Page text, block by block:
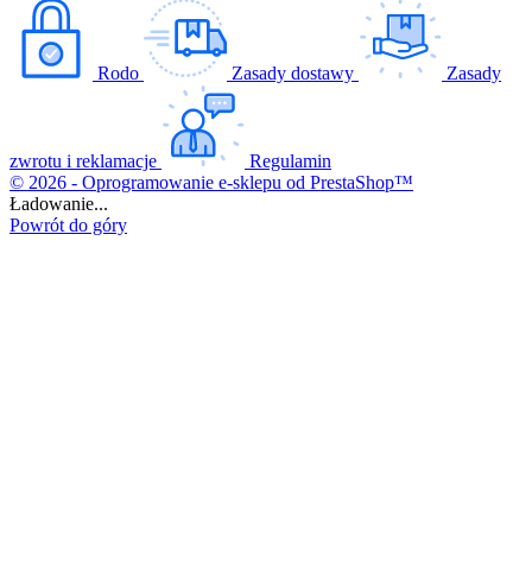
Rodo Zasady dostawy Zasady
zwrotu i reklamacje
Regulamin
© 2026 - Oprogramowanie e-sklepu od PrestaShop™
Ładowanie...
Powrót do góry